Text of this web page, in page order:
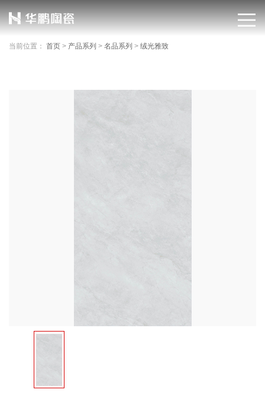
当前位置： 首页 > 产品系列 > 名品系列 > 绒光雅致